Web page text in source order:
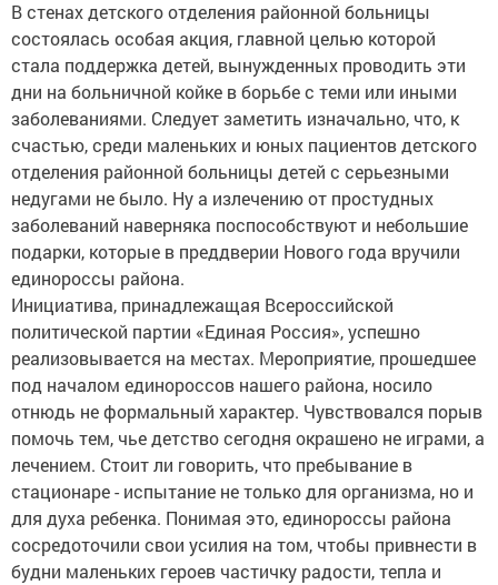
В стенах детского отделения районной больницы
состоялась особая акция, главной целью которой
стала поддержка детей, вынужденных проводить эти
дни на больничной койке в борьбе с теми или иными
заболеваниями. Следует заметить изначально, что, к
счастью, среди маленьких и юных пациентов детского
отделения районной больницы детей с серьезными
недугами не было. Ну а излечению от простудных
заболеваний наверняка поспособствуют и небольшие
подарки, которые в преддверии Нового года вручили
единороссы района.
Инициатива, принадлежащая Всероссийской
политической партии «Единая Россия», успешно
реализовывается на местах. Мероприятие, прошедшее
под началом единороссов нашего района, носило
отнюдь не формальный характер. Чувствовался порыв
помочь тем, чье детство сегодня окрашено не играми, а
лечением. Стоит ли говорить, что пребывание в
стационаре - испытание не только для организма, но и
для духа ребенка. Понимая это, единороссы района
сосредоточили свои усилия на том, чтобы привнести в
будни маленьких героев частичку радости, тепла и